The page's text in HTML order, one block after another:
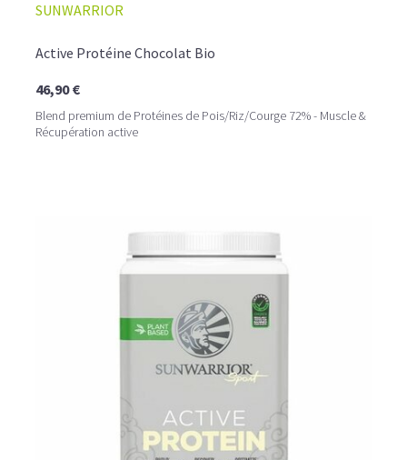
SUNWARRIOR
Active Protéine Chocolat Bio
46,90 €
Blend premium de Protéines de Pois/Riz/Courge 72% - Muscle &
Récupération active